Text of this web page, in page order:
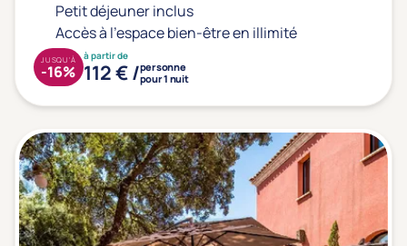
Beauté & anti-âge
Silhouette, Minceur
Gestion du stress / sommeil
Spécial dos
(0)
Prévention santé
(0)
Sport
(0)
Yoga
Petit déjeuner inclus
Accès à l'espace bien-être en illimité
à partir de
112 € /personne
pour 1 nuit
JUSQU'À
-16%